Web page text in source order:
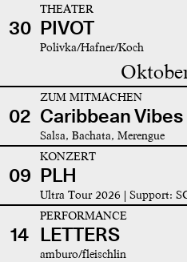
30
THEATER
PIVOT
Polivka/Hafner/Koch
02
ZUM MITMACHEN
Caribbean Vibes
Salsa, Bachata, Merengue
09
KONZERT
PLH
Ultra Tour 2026 | Support:
14
PERFORMANCE
LETTERS
amburo/fleischlin